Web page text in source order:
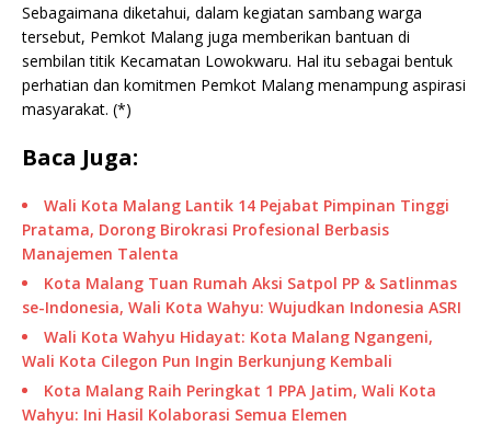
Sebagaimana diketahui, dalam kegiatan sambang warga
tersebut, Pemkot Malang juga memberikan bantuan di
sembilan titik Kecamatan Lowokwaru. Hal itu sebagai bentuk
perhatian dan komitmen Pemkot Malang menampung aspirasi
masyarakat. (*)
Baca Juga:
Wali Kota Malang Lantik 14 Pejabat Pimpinan Tinggi
Pratama, Dorong Birokrasi Profesional Berbasis
Manajemen Talenta
Kota Malang Tuan Rumah Aksi Satpol PP & Satlinmas
se-Indonesia, Wali Kota Wahyu: Wujudkan Indonesia ASRI
Wali Kota Wahyu Hidayat: Kota Malang Ngangeni,
Wali Kota Cilegon Pun Ingin Berkunjung Kembali
Kota Malang Raih Peringkat 1 PPA Jatim, Wali Kota
Wahyu: Ini Hasil Kolaborasi Semua Elemen